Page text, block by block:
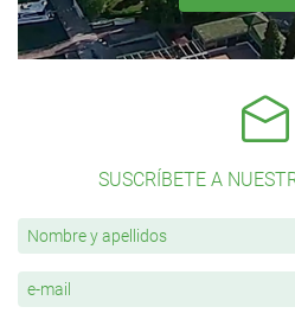
SUSCRÍBETE A